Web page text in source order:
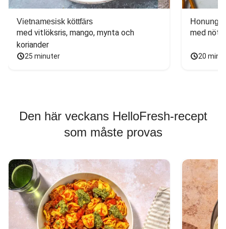
Vietnamesisk köttfärs
med vitlöksris, mango, mynta och
koriander
25 minuter
med
20
Den här veckans HelloFresh-recept
som måste provas